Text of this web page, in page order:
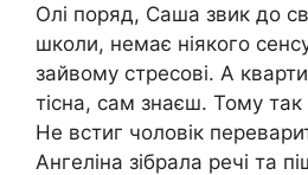
Олі поряд, Саша звик до
школи, немає ніякого
зайвому стресові. А
тісна, сам знаєш. Тому
Не встиг чоловік
Ангеліна зібрала речі та